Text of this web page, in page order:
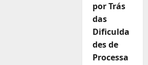
por Trás
das
Dificulda
des de
Processa